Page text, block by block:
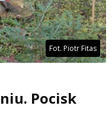
Fot. Piotr Fitas
Pocisk